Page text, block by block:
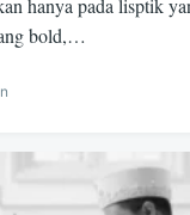
hanya pada lisptik
bold,…